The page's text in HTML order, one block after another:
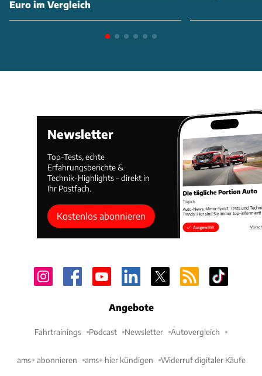
Euro im Vergleich
Newsletter
Top-Tests, echte
Erfahrungsberichte &
Technik-Highlights – direkt in
Ihr Postfach.
Kostenlos abonnieren
Angebote
Fahrtrainings Podcast Newsletter Autovergleich
ams+ abonnieren ams+ hier kündigen Widerruf digitaler Käufe